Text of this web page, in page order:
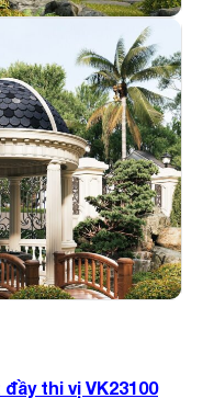
thi vị VK23100